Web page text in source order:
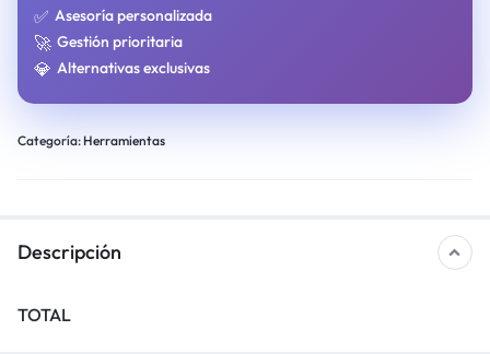
✅ Asesoría personalizada
🚀 Gestión prioritaria
💎 Alternativas exclusivas
Categoría: Herramientas
Descripción
TOTAL